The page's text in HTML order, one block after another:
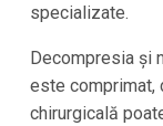
specializate.
Decompresia și
este comprimat,
chirurgicală